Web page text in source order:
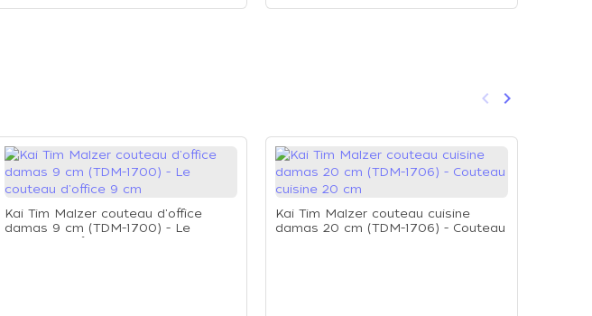
Précédent
keyboard_arrow_left Suivant
keyboard_arrow_right
Kai Tim Malzer couteau d'office
damas 9 cm (TDM-1700) - Le
Kai Tim Malzer couteau cuisine
damas 20 cm (TDM-1706) - Couteau